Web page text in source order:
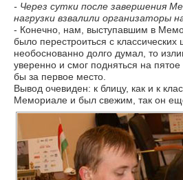
- Через сутки после завершения
нагрузки взвалили организаторы
- Конечно, нам, выступавшим в
было перестроиться с
необоснованно долго думал, то
уверенно и смог подняться на
бы за первое место.
Вывод очевиден: к блицу, как и к
Мемориале и был свежим, так он